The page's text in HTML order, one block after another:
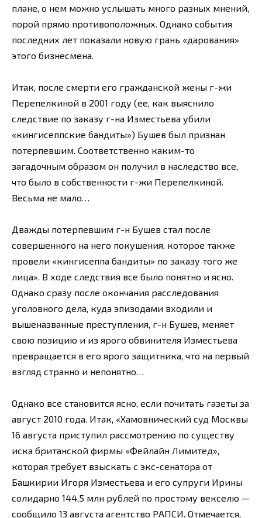
плане, о нем можно услышать много разных мнений,
порой прямо противоположных. Однако события
последних лет показали новую грань «дарования»
этого бизнесмена.
Итак, после смерти его гражданской жены г-жи
Перепелкиной в 2001 году (ее, как выяснило
следствие по заказу г-на Изместьева убили
«кингисеппские бандиты») Бушев был признан
потерпевшим. Соответственно каким-то
загадочным образом он получил в наследство все,
что было в собственности г-жи Перепелкиной.
Весьма не мало…
Дважды потерпевшим г-н Бушев стал после
совершенного на него покушения, которое также
провели «кингисеппа бандиты» по заказу того же
лица». В ходе следствия все было понятно и ясно.
Однако сразу после окончания расследования
уголовного дела, куда эпизодами входили и
вышеназванные преступления, г-н Бушев, меняет
свою позицию и из ярого обвинителя Изместьева
превращается в его ярого защитника, что на первый
взгляд странно и непонятно…
Однако все становится ясно, если почитать газеты за
август 2010 года. Итак, «Хамовнический суд Москвы
16 августа приступил рассмотрению по существу
иска британской фирмы «Фейлайн Лимитед»,
которая требует взыскать с экс-сенатора от
Башкирии Игоря Изместьева и его супруги Ирины
солидарно 144,5 млн рублей по простому векселю —
сообщило 13 августа агентство РАПСИ. Отмечается,